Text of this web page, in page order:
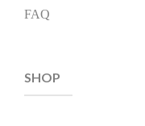
FAQ
SHOP